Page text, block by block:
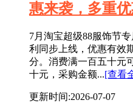
惠来袭，多重
7月淘宝超级88服饰节
利同步上线，优惠有效
分。消费满一百五十元
十元，采购金额...[查看
更新时间:2026-07-07